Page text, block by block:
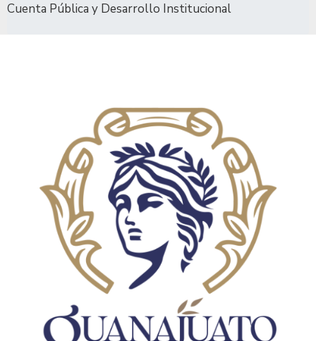
Cuenta Pública y Desarrollo Institucional